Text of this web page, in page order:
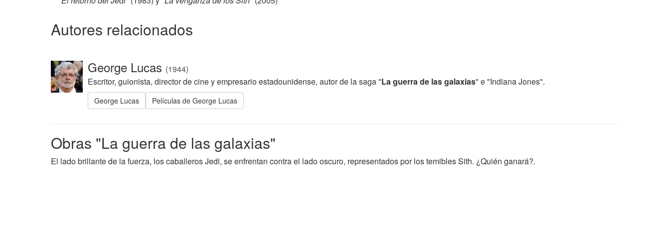
Autores relacionados
George Lucas (1944)
Escritor, guionista, director de cine y empresario estadounidense, autor de la saga "La guerra de las galaxias" e "Indiana Jones".
George Lucas Películas de George Lucas
Obras "La guerra de las galaxias"
El lado brillante de la fuerza, los caballeros Jedi, se enfrentan contra el lado oscuro, representados por los temibles Sith. ¿Quién ganará?.